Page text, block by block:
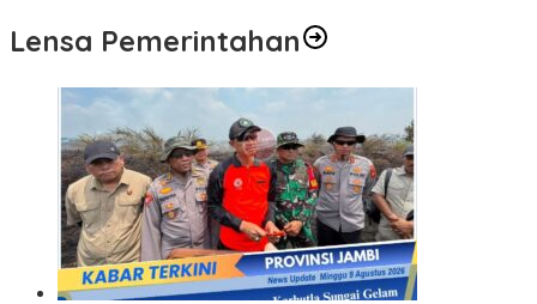
Lensa Pemerintahan